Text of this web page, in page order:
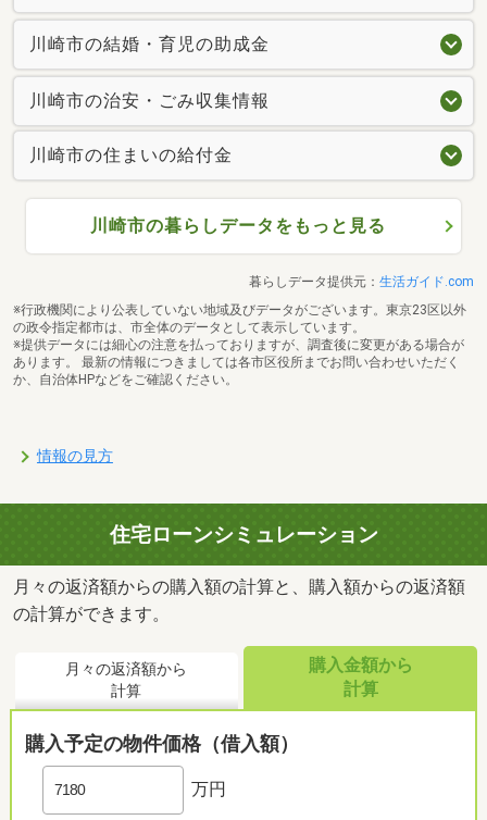
川崎市の結婚・育児の助成金
川崎市の治安・ごみ収集情報
川崎市の住まいの給付金
川崎市の暮らしデータをもっと見る
暮らしデータ提供元： 生活ガイド.com
※行政機関により公表していない地域及びデータがございます。東京23区以外
の政令指定都市は、市全体のデータとして表示しています。
※提供データには細心の注意を払っておりますが、調査後に変更がある場合が
あります。 最新の情報につきましては各市区役所までお問い合わせいただく
か、自治体HPなどをご確認ください。
情報の見方
住宅ローンシミュレーション
月々の返済額からの購入額の計算と、購入額からの返済額
の計算ができます。
月々の返済額から
計算
購入金額から
計算
購入予定の物件価格（借入額）
万円